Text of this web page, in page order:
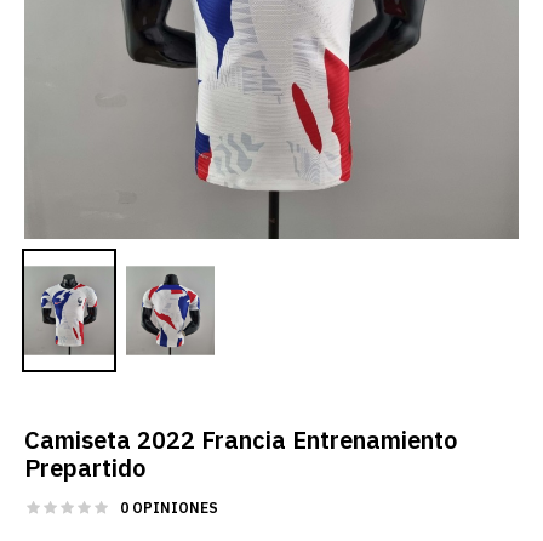
Camiseta 2022 Francia Entrenamiento
Prepartido
0 OPINIONES